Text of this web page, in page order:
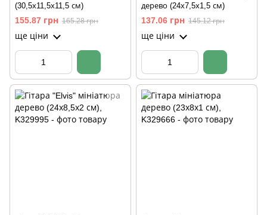
(30,5х11,5х11,5 см)
155.87 грн 165.28 грн
ще ціни
дерево (24х7,5х1,5 см)
137.06 грн 145.12 грн
ще ціни